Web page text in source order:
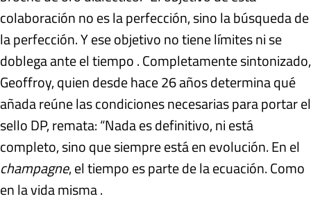
colaboración no es la perfección, sino la búsqueda de
la perfección. Y ese objetivo no tiene límites ni se
doblega ante el tiempo . Completamente sintonizado,
Geoffroy, quien desde hace 26 años determina qué
añada reúne las condiciones necesarias para portar el
sello DP, remata: “Nada es definitivo, ni está
completo, sino que siempre está en evolución. En el
champagne, el tiempo es parte de la ecuación. Como
en la vida misma .